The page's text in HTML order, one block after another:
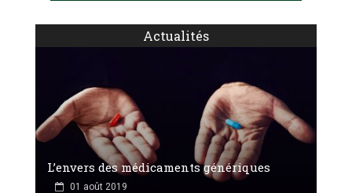
Actualités
L’envers des médicaments génériques
01 août 2019